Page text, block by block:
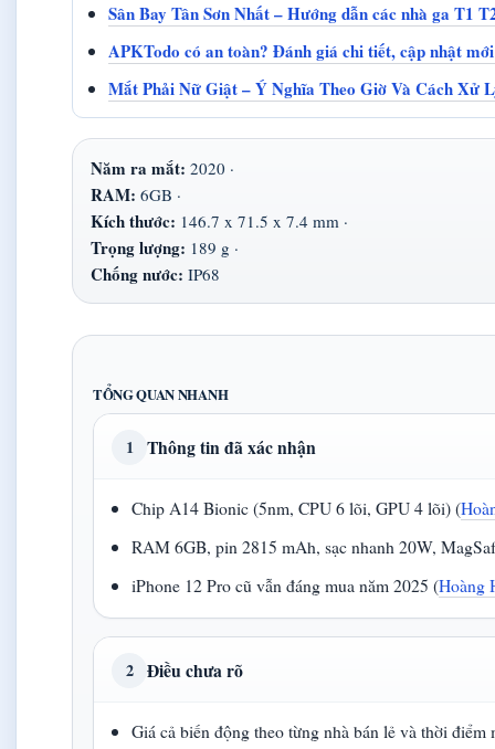
Sân Bay Tân Sơn Nhất – Hướng dẫn các nhà ga T1
APKTodo có an toàn? Đánh giá chi tiết, cập nhật
Mắt Phải Nữ Giật – Ý Nghĩa Theo Giờ Và Cách Xử
Năm ra mắt: 2020 ·
RAM: 6GB ·
Kích thước: 146.7 x 71.5 x 7.4 mm ·
Trọng lượng: 189 g ·
Chống nước: IP68
TỔNG QUAN NHANH
1 Thông tin đã xác nhận
Chip A14 Bionic (5nm, CPU 6 lõi, GPU 4 lõi) (
RAM 6GB, pin 2815 mAh, sạc nhanh 20W,
iPhone 12 Pro cũ vẫn đáng mua năm 2025 (Hoàng
2 Điều chưa rõ
Giá cả biến động theo từng nhà bán lẻ và thời điểm